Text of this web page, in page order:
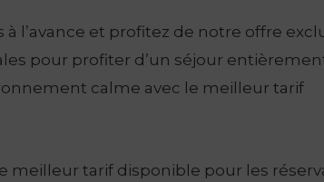
à l’avance et profitez de notre offre
pour profiter d’un séjour
calme avec le meilleur tarif
meilleur tarif disponible pour les